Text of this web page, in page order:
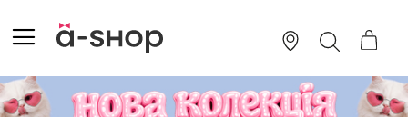
TO
CONTENT
ПОШУК